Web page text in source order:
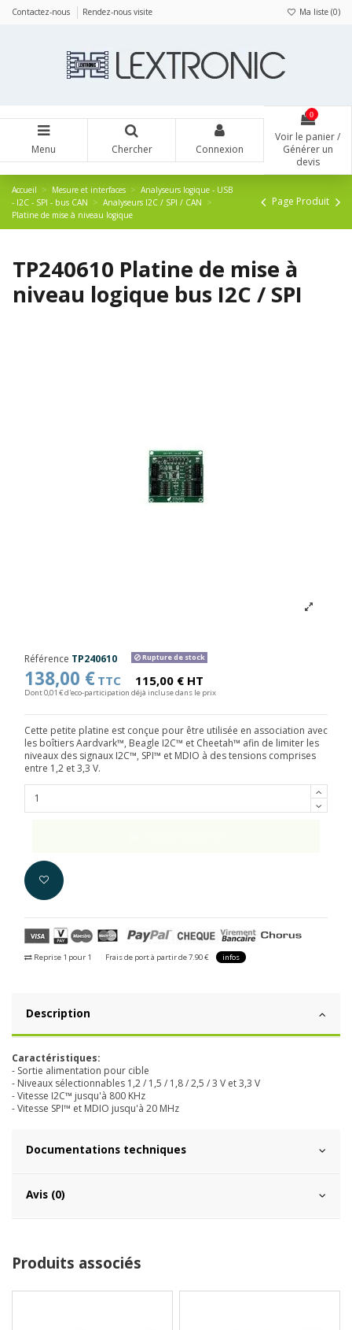
Contactez-nous Rendez-nous visite Ma liste (0)
Menu Chercher Connexion
0
Voir le panier /
Générer un
devis
Accueil Mesure et interfaces
Analyseurs logique - USB
- I2C - SPI - bus CAN
Analyseurs I2C / SPI / CAN
Platine de mise à niveau logique
Page Produit
TP240610 Platine de mise à
niveau logique bus I2C / SPI
Référence TP240610 Rupture de stock
138,00 € TTC 115,00 € HT
Dont 0,01 € d'eco-participation déjà incluse dans le prix
Cette petite platine est conçue pour être utilisée en association avec
les boîtiers Aardvark™, Beagle I2C™ et Cheetah™ afin de limiter les
niveaux des signaux I2C™, SPI™ et MDIO à des tensions comprises
entre 1,2 et 3,3 V.
Reprise 1 pour 1 Frais de port à partir de 7.90 € infos
Description
Caractéristiques:
- Sortie alimentation pour cible
- Niveaux sélectionnables 1,2 / 1,5 / 1,8 / 2,5 / 3 V et 3,3 V
- Vitesse I2C™ jusqu'à 800 KHz
- Vitesse SPI™ et MDIO jusqu'à 20 MHz
Documentations techniques
Avis (0)
Produits associés
Panneau de gestion des cookies